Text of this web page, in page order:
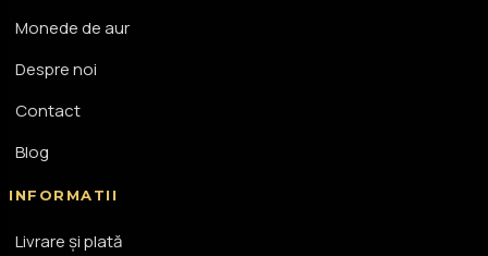
Monede de aur
Despre noi
Contact
Blog
INFORMATII
Livrare și plată